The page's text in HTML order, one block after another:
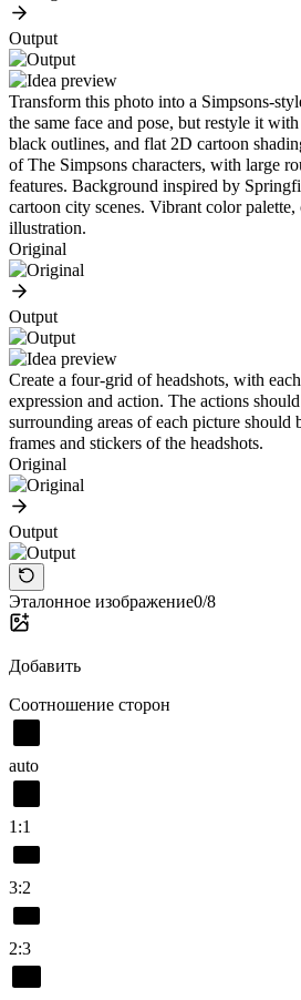
Output
Transform this photo into a Simpsons-
the same face and pose, but restyle it
black outlines, and flat 2D cartoon
of The Simpsons characters, with large
features. Background inspired by
cartoon city scenes. Vibrant color
illustration.
Original
Output
Create a four-grid of headshots, with
expression and action. The actions
surrounding areas of each picture should
frames and stickers of the headshots.
Original
Output
Эталонное изображение0/8
Добавить
Соотношение сторон
auto
1:1
3:2
2:3